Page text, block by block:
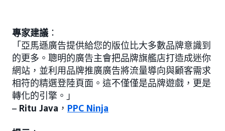
專家建議 ：
「亞馬遜廣告提供給您的版位比大多數品牌意識到
的更多。聰明的廣告主會把品牌旗艦店打造成迷你
網站，並利用品牌推廣廣告將流量導向與顧客需求
相符的精選登陸頁面。這不僅僅是品牌遊戲，更是
轉化的引擎。」
– Ritu Java ， PPC Ninja